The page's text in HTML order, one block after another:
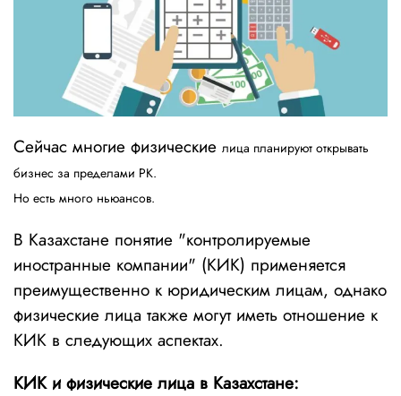
Сейчас многие физические лица планируют открывать
бизнес за пределами РК.
Но есть много ньюансов.
В Казахстане понятие "контролируемые
иностранные компании" (КИК) применяется
преимущественно к юридическим лицам, однако
физические лица также могут иметь отношение к
КИК в следующих аспектах.
КИК и физические лица в Казахстане: